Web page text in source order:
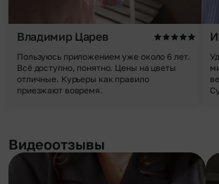
Владимир Царев
Пользуюсь приложением уже около 6 лет.
Всё доступно, понятно. Цены на цветы
отличные. Курьеры как правило
приезжают вовремя.
Видеоотзывы